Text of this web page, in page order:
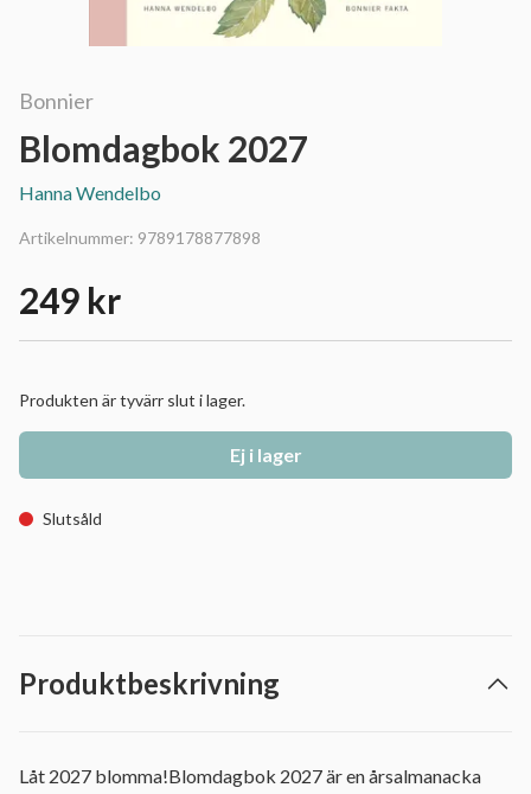
Bonnier
Blomdagbok 2027
Hanna Wendelbo
Artikelnummer: 9789178877898
249 kr
Produkten är tyvärr slut i lager.
Ej i lager
Slutsåld
Produktbeskrivning
Låt 2027 blomma!Blomdagbok 2027 är en årsalmanacka